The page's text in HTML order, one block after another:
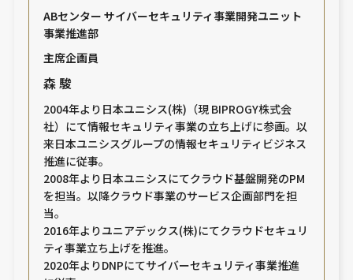
ABセンター サイバーセキュリティ事業開発ユニット
事業推進部
主席企画員
森 駿
2004年より日本ユニシス(株)（現 BIPROGY株式会
社）にて情報セキュリティ事業の立ち上げに参画。以
来日本ユニシスグループの情報セキュリティビジネス
推進に従事。
2008年より日本ユニシスにてクラウド基盤開発のPM
を担当。以降クラウド事業のサービス企画部門を担
当。
2016年よりユニアデックス(株)にてクラウドセキュリ
ティ事業立ち上げを推進。
2020年よりDNPにてサイバーセキュリティ事業推進